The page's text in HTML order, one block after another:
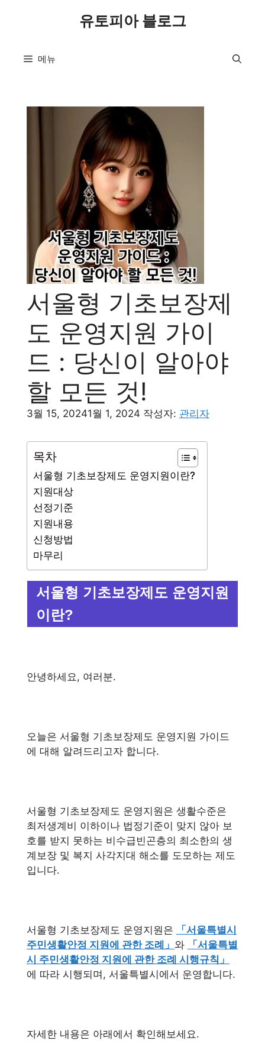
유토피아 블로그
메뉴
서울형 기초보장제
도 운영지원 가이
드 : 당신이 알아야
할 모든 것!
3월 15, 20241월 1, 2024 작성자: 관리자
목차
서울형 기초보장제도 운영지원이란?
지원대상
선정기준
지원내용
신청방법
마무리
서울형 기초보장제도 운영지원
이란?
안녕하세요, 여러분.
오늘은 서울형 기초보장제도 운영지원 가이드
에 대해 알려드리고자 합니다.
서울형 기초보장제도 운영지원은 생활수준은
최저생계비 이하이나 법정기준이 맞지 않아 보
호를 받지 못하는 비수급빈곤층의 최소한의 생
계보장 및 복지 사각지대 해소를 도모하는 제도
입니다.
서울형 기초보장제도 운영지원은
「서울특별시
주민생활안정 지원에 관한 조례」 와
「서울특별
시 주민생활안정 지원에 관한 조례 시행규칙」
에 따라 시행되며, 서울특별시에서 운영합니다.
자세한 내용은 아래에서 확인해보세요.